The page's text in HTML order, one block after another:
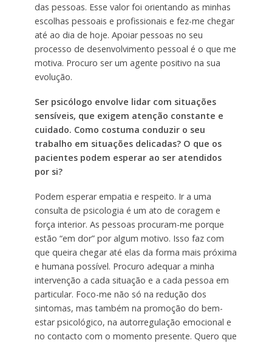
das pessoas. Esse valor foi orientando as minhas
escolhas pessoais e profissionais e fez-me chegar
até ao dia de hoje. Apoiar pessoas no seu
processo de desenvolvimento pessoal é o que me
motiva. Procuro ser um agente positivo na sua
evolução.
Ser psicólogo envolve lidar com situações
sensíveis, que exigem atenção constante e
cuidado. Como costuma conduzir o seu
trabalho em situações delicadas? O que os
pacientes podem esperar ao ser atendidos
por si?
Podem esperar empatia e respeito. Ir a uma
consulta de psicologia é um ato de coragem e
força interior. As pessoas procuram-me porque
estão “em dor” por algum motivo. Isso faz com
que queira chegar até elas da forma mais próxima
e humana possível. Procuro adequar a minha
intervenção a cada situação e a cada pessoa em
particular. Foco-me não só na redução dos
sintomas, mas também na promoção do bem-
estar psicológico, na autorregulação emocional e
no contacto com o momento presente. Quero que